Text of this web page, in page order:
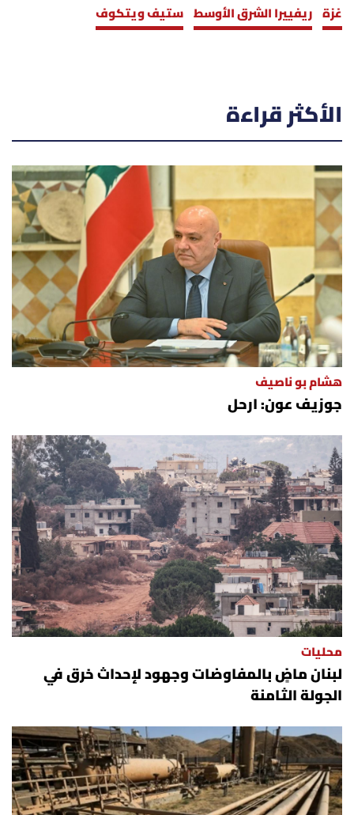
غزة ريفييرا الشرق الأوسط ستيف ويتكوف
الأكثر قراءة
هشام بو ناصيف
جوزيف عون: ارحل
محليات
لبنان ماضٍ بالمفاوضات وجهود لإحداث خرق في
الجولة الثامنة